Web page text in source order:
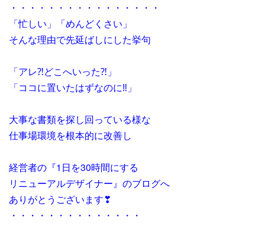
・・・・・・・・・・・・・・・・
「忙しい」「めんどくさい」
そんな理由で先延ばしにした挙句
「アレ⁈どこへいった⁈」
「ココに置いたはずなのに‼」
大事な書類を探し回っている様な
仕事場環境を根本的に改善し
経営者の『1日を30時間にする
リニューアルデザイナー』のブログへ
ありがとうございます❣
・・・・・・・・・・・・・・